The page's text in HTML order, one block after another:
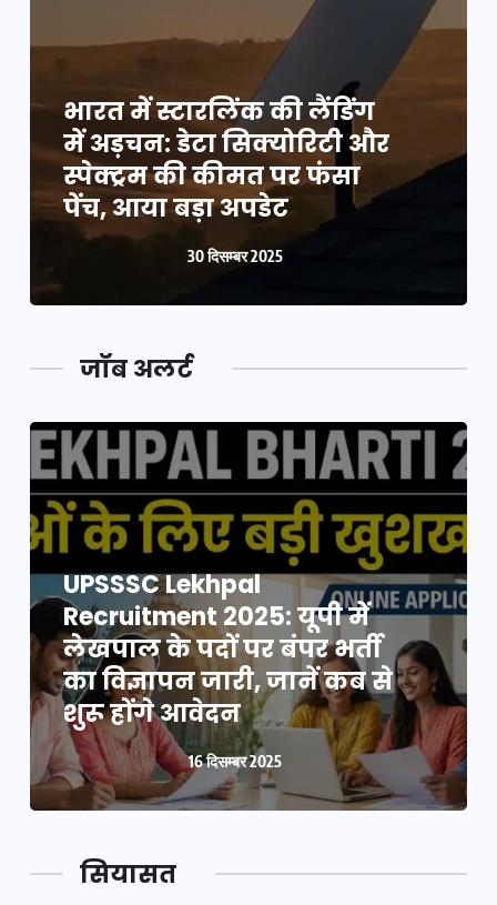
भारत में स्टारलिंक की लैंडिंग
में अड़चन: डेटा सिक्योरिटी और
स्पेक्ट्रम की कीमत पर फंसा
पेंच, आया बड़ा अपडेट
30 दिसम्बर 2025
जॉब अलर्ट
UPSSSC Lekhpal
Recruitment 2025: यूपी में
लेखपाल के पदों पर बंपर भर्ती
का विज्ञापन जारी, जानें कब से
शुरू होंगे आवेदन
16 दिसम्बर 2025
सियासत